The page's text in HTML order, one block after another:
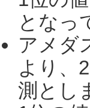
となっ
アメダ
より、
測とし